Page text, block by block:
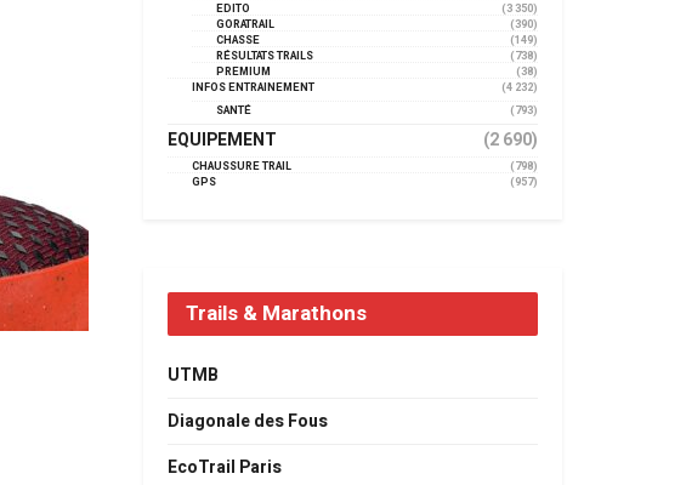
EDITO
(3 350)
GORATRAIL
(390)
CHASSE
(149)
RÉSULTATS TRAILS
(738)
PREMIUM
(38)
INFOS ENTRAINEMENT
(4 232)
SANTÉ
(793)
EQUIPEMENT (2 690)
CHAUSSURE TRAIL
(798)
GPS
(957)
Trails & Marathons
UTMB
Diagonale des Fous
EcoTrail Paris